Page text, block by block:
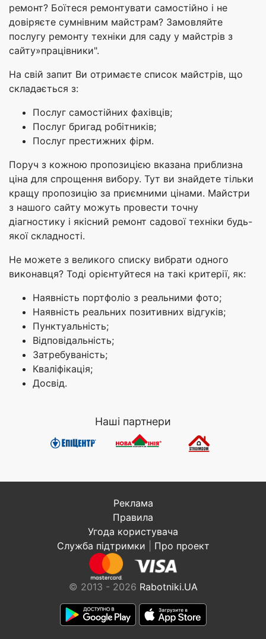
ремонт? Боїтеся ремонтувати самостійно і не
довіряєте сумнівним майстрам? Замовляйте
послугу ремонту техніки для саду у майстрів з
сайту»працівники".
На свій запит Ви отримаєте список майстрів, що
складається з:
Послуг самостійних фахівців;
Послуг бригад робітників;
Послуг престижних фірм.
Поруч з кожною пропозицією вказана приблизна
ціна для спрощення вибору. Тут ви знайдете тільки
кращу пропозицію за приємними цінами. Майстри
з нашого сайту можуть провести точну
діагностику і якісний ремонт садової техніки будь-
якої складності.
Не можете з великого списку вибрати одного
виконавця? Тоді орієнтуйтеся на такі критерії, як:
Наявність портфоліо з реальними фото;
Наявність реальних позитивних відгуків;
Пунктуальність;
Відповідальність;
Затребуваність;
Кваліфікація;
Досвід.
Наші партнери
Реклама
Правила
Угода користувача
Служба підтримки
Про проект
© 2013 - 2026 Rabotniki.UA